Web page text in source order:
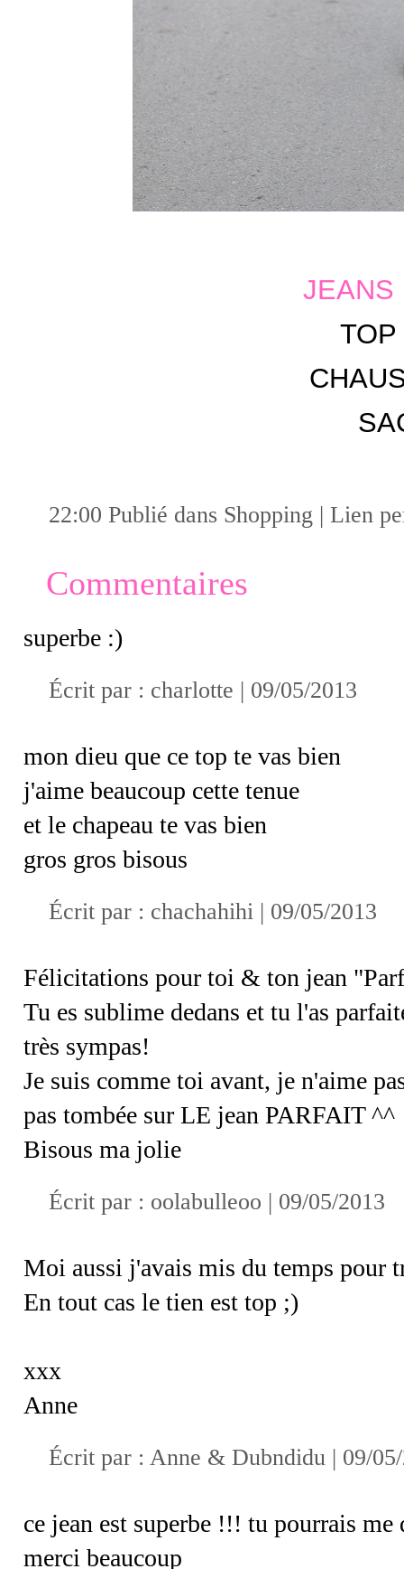
JEANS
TOP
22:00 Publié dans Shopping | Lien
Commentaires
superbe :)
Écrit par : charlotte | 09/05/2013
mon dieu que ce top te vas bien
j'aime beaucoup cette tenue
et le chapeau te vas bien
gros gros bisous
Écrit par : chachahihi | 09/05/2013
Félicitations pour toi & ton jean
Tu es sublime dedans et tu l'as
très sympas!
Je suis comme toi avant, je n'aime
pas tombée sur LE jean PARFAIT ^^
Bisous ma jolie
Écrit par : oolabulleoo | 09/05/2013
Moi aussi j'avais mis du temps
En tout cas le tien est top ;)
xxx
Anne
Écrit par : Anne & Dubndidu | 09/
ce jean est superbe !!! tu pourrais
merci beaucoup